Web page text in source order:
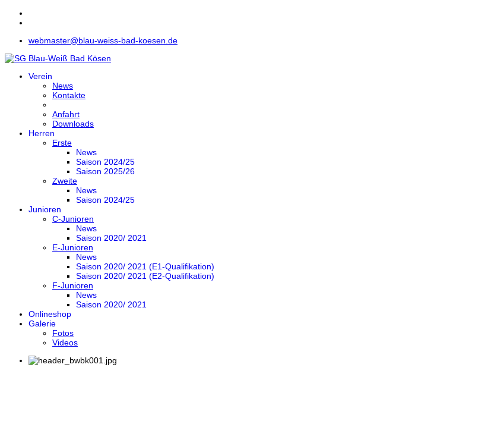
webmaster@blau-weiss-bad-koesen.de
Verein
News
Kontakte
Anfahrt
Downloads
Herren
Erste
News
Saison 2024/25
Saison 2025/26
Zweite
News
Saison 2024/25
Junioren
C-Junioren
News
Saison 2020/ 2021
E-Junioren
News
Saison 2020/ 2021 (E1-Qualifikation)
Saison 2020/ 2021 (E2-Qualifikation)
F-Junioren
News
Saison 2020/ 2021
Onlineshop
Galerie
Fotos
Videos